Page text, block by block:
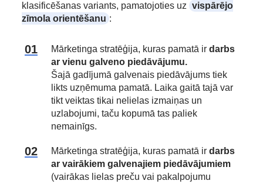
klasificēšanas variants, pamatojoties uz vispārējo
zīmola orientēšanu :
Mārketinga stratēģija, kuras pamatā ir darbs
ar vienu galveno piedāvājumu.
Šajā gadījumā galvenais piedāvājums tiek
likts uzņēmuma pamatā. Laika gaitā tajā var
tikt veiktas tikai nelielas izmaiņas un
uzlabojumi, taču kopumā tas paliek
nemainīgs.
Mārketinga stratēģija, kuras pamatā ir darbs
ar vairākiem galvenajiem piedāvājumiem
(vairākas lielas preču vai pakalpojumu